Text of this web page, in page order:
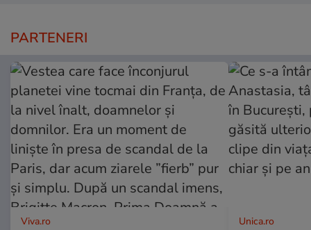
PARTENERI
Viva.ro Unica.ro